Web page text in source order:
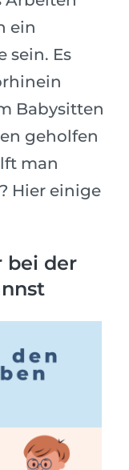
ein
sein. Es
Babysitten
geholfen
man
Hier einige
bei der